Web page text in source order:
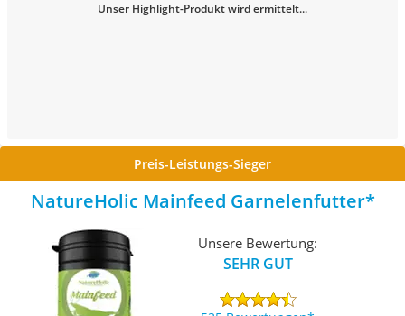
Unser Highlight-Produkt wird ermittelt...
Preis-Leistungs-Sieger
NatureHolic Mainfeed Garnelenfutter
Unsere Bewertung:
SEHR GUT